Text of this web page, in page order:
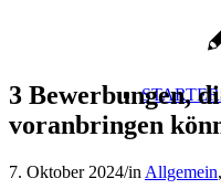
3 Bewerbungen,
voranbringen
7. Oktober 2024/in Allgemein,